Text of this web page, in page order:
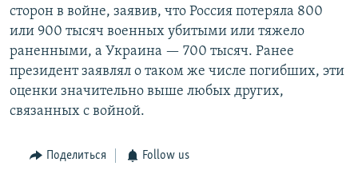
сторон в войне, заявив, что Россия потеряла 800
или 900 тысяч военных убитыми или тяжело
раненными, а Украина — 700 тысяч. Ранее
президент заявлял о таком же числе погибших, эти
оценки значительно выше любых других,
связанных с войной.
Поделиться Follow us